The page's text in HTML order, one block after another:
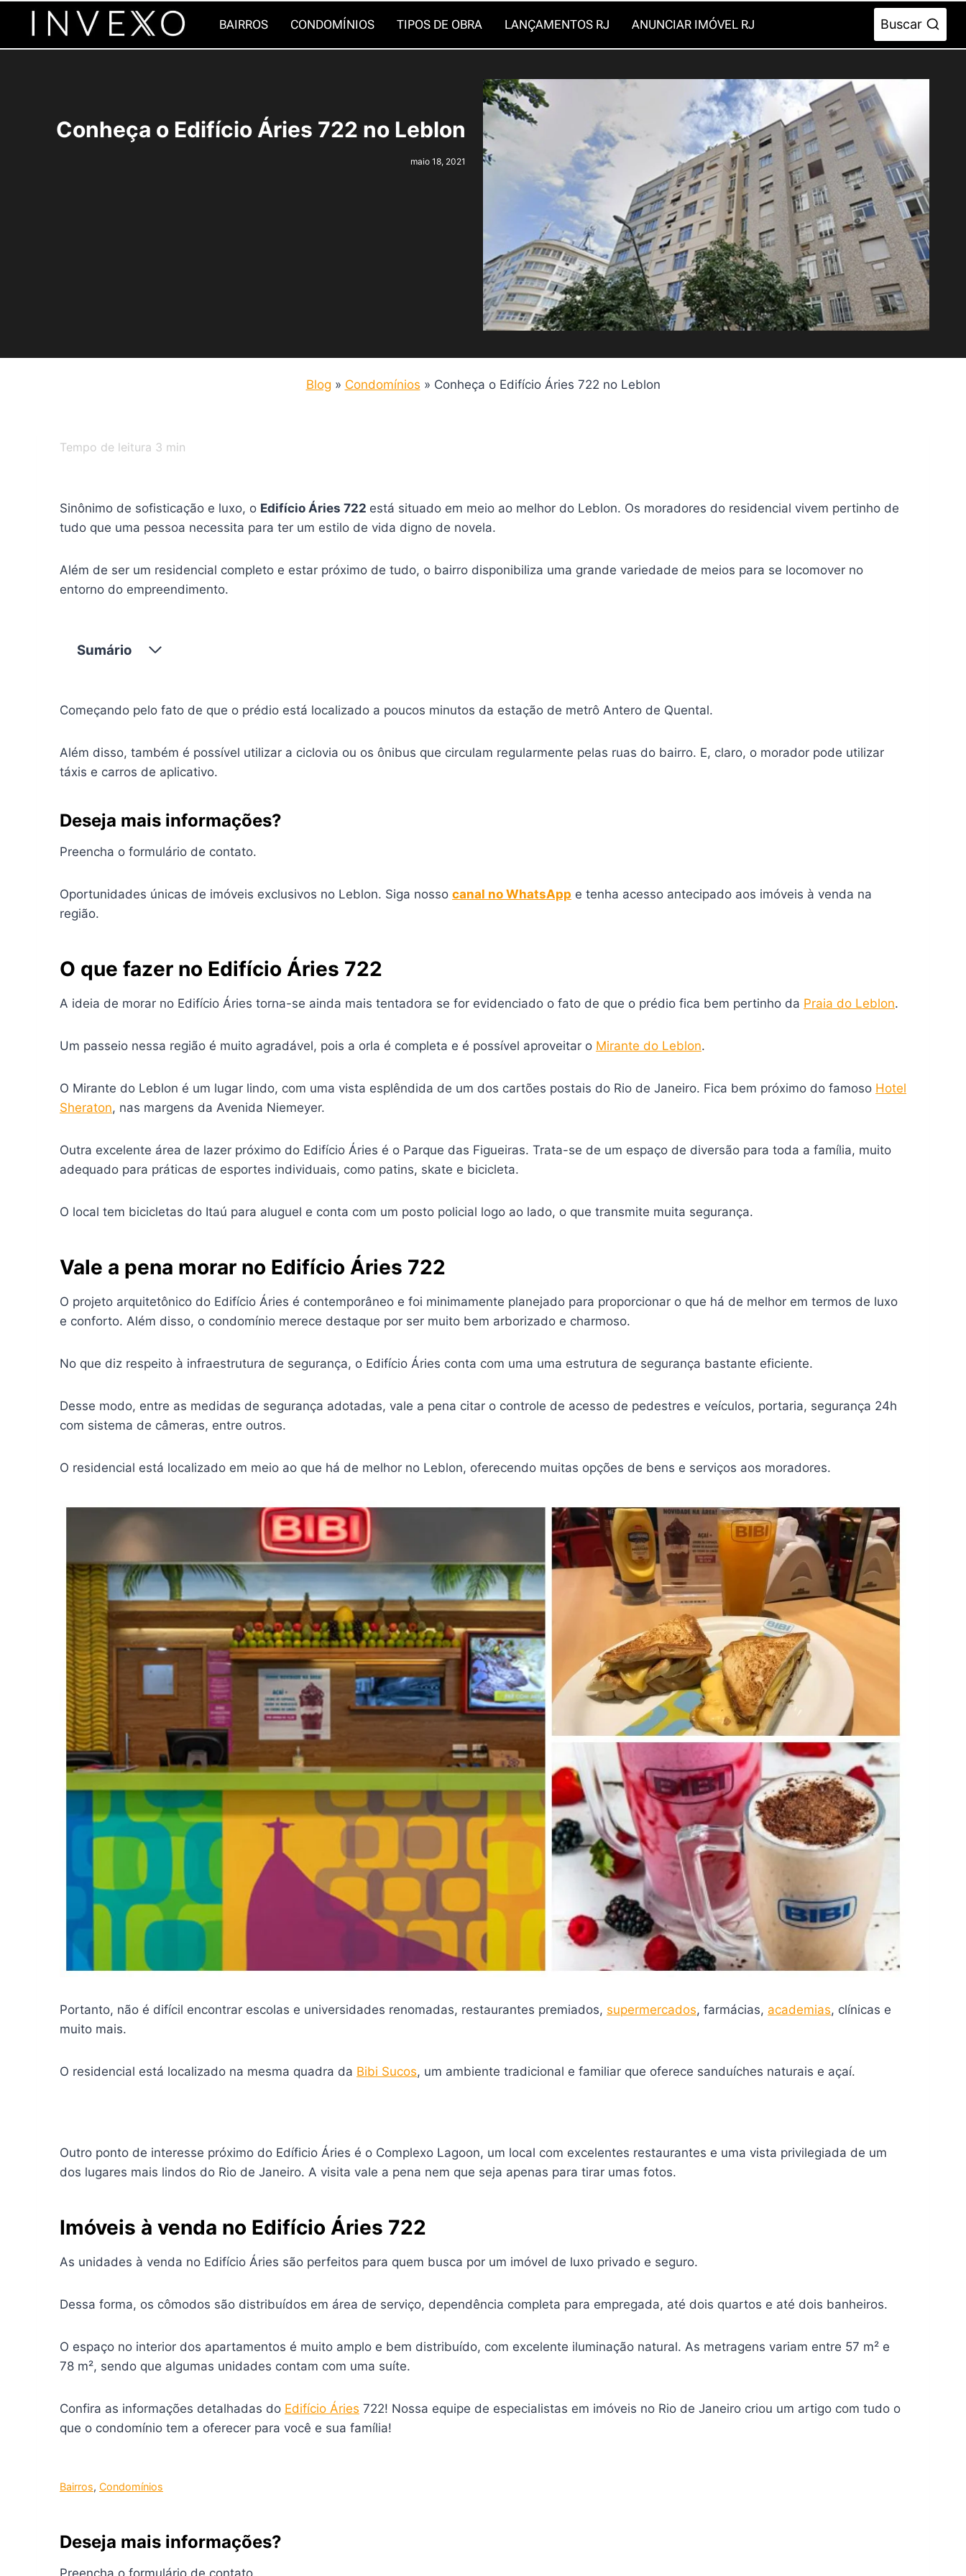
o
BAIRROS CONDOMÍNIOS TIPOS DE OBRA LANÇAMENTOS RJ ANUNCIAR IMÓVEL RJ Buscar
Conheça o Edifício Áries 722 no Leblon
maio 18, 2021
Blog » Condomínios » Conheça o Edifício Áries 722 no Leblon
Tempo de leitura 3 min
Sinônimo de sofisticação e luxo, o Edifício Áries 722 está situado em meio ao melhor do Leblon. Os moradores do residencial vivem pertinho de
tudo que uma pessoa necessita para ter um estilo de vida digno de novela.
Além de ser um residencial completo e estar próximo de tudo, o bairro disponibiliza uma grande variedade de meios para se locomover no
entorno do empreendimento.
Sumário
Começando pelo fato de que o prédio está localizado a poucos minutos da estação de metrô Antero de Quental.
Além disso, também é possível utilizar a ciclovia ou os ônibus que circulam regularmente pelas ruas do bairro. E, claro, o morador pode utilizar
táxis e carros de aplicativo.
Deseja mais informações?
Preencha o formulário de contato.
Oportunidades únicas de imóveis exclusivos no Leblon. Siga nosso canal no WhatsApp e tenha acesso antecipado aos imóveis à venda na
região.
O que fazer no Edifício Áries 722
A ideia de morar no Edifício Áries torna-se ainda mais tentadora se for evidenciado o fato de que o prédio fica bem pertinho da Praia do Leblon.
Um passeio nessa região é muito agradável, pois a orla é completa e é possível aproveitar o Mirante do Leblon.
O Mirante do Leblon é um lugar lindo, com uma vista esplêndida de um dos cartões postais do Rio de Janeiro. Fica bem próximo do famoso Hotel
Sheraton, nas margens da Avenida Niemeyer.
Outra excelente área de lazer próximo do Edifício Áries é o Parque das Figueiras. Trata-se de um espaço de diversão para toda a família, muito
adequado para práticas de esportes individuais, como patins, skate e bicicleta.
O local tem bicicletas do Itaú para aluguel e conta com um posto policial logo ao lado, o que transmite muita segurança.
Vale a pena morar no Edifício Áries 722
O projeto arquitetônico do Edifício Áries é contemporâneo e foi minimamente planejado para proporcionar o que há de melhor em termos de luxo
e conforto. Além disso, o condomínio merece destaque por ser muito bem arborizado e charmoso.
No que diz respeito à infraestrutura de segurança, o Edifício Áries conta com uma uma estrutura de segurança bastante eficiente.
Desse modo, entre as medidas de segurança adotadas, vale a pena citar o controle de acesso de pedestres e veículos, portaria, segurança 24h
com sistema de câmeras, entre outros.
O residencial está localizado em meio ao que há de melhor no Leblon, oferecendo muitas opções de bens e serviços aos moradores.
Portanto, não é difícil encontrar escolas e universidades renomadas, restaurantes premiados, supermercados, farmácias, academias, clínicas e
muito mais.
O residencial está localizado na mesma quadra da Bibi Sucos, um ambiente tradicional e familiar que oferece sanduíches naturais e açaí.
Outro ponto de interesse próximo do Edíficio Áries é o Complexo Lagoon, um local com excelentes restaurantes e uma vista privilegiada de um
dos lugares mais lindos do Rio de Janeiro. A visita vale a pena nem que seja apenas para tirar umas fotos.
Imóveis à venda no Edifício Áries 722
As unidades à venda no Edifício Áries são perfeitos para quem busca por um imóvel de luxo privado e seguro.
Dessa forma, os cômodos são distribuídos em área de serviço, dependência completa para empregada, até dois quartos e até dois banheiros.
O espaço no interior dos apartamentos é muito amplo e bem distribuído, com excelente iluminação natural. As metragens variam entre 57 m² e
78 m², sendo que algumas unidades contam com uma suíte.
Confira as informações detalhadas do Edifício Áries 722! Nossa equipe de especialistas em imóveis no Rio de Janeiro criou um artigo com tudo o
que o condomínio tem a oferecer para você e sua família!
Bairros, Condomínios
Deseja mais informações?
Preencha o formulário de contato.